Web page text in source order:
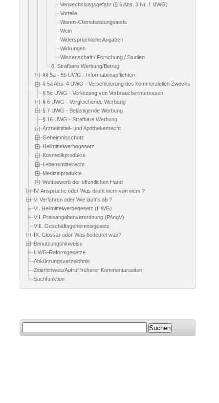
Verwechslungsgefahr (§ 5 Abs. 3 Nr. 1 UWG)
Vorteile
Waren-/Dienstleistungstests
Wein
Widersprüchliche Angaben
Wirkungen
Wissenschaft / Forschung / Studien
6. Strafbare Werbung/Betrug
§§ 5a - 5b UWG - Informationspflichten
§ 5a Abs. 4 UWG - Verschleierung des kommerziellen Zwecks
§ 5c UWG - Verletzung von Verbraucherinteressen
§ 6 UWG - Vergleichende Werbung
§ 7 UWG - Belästigende Werbung
§ 16 UWG - Strafbare Werbung
Arzneimittel- und Apothekenrecht
Geheimnisschutz
Heilmittelwerbegesetz
Kosmetikprodukte
Lebensmittelrecht
Medizinprodukte
Wettbewerb der öffentlichen Hand
IV. Ansprüche oder Was droht wem von wem ?
V. Verfahren oder Wie läuft's ab ?
VI. Heilmittelwerbegesetz (HWG)
VII. Preisangabenverordnung (PAngV)
VIII. Geschäftsgeheimnisgesetz
IX. Glossar oder Was bedeutet was?
Benutzungshinweise
UWG-Reformgesetze
Abkürzungsverzeichnis
Zitierhinweis/Aufruf früherer Kommentarseiten
Suchfunktion